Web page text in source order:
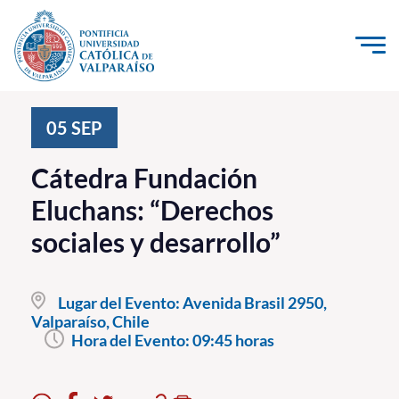
Click acá para ir directamente al contenido
Investigación, Creación e Innovación
PUCV Internacional
Vinculación con el Medio
Pregrado
Postgrado
Formación Continua
05 SEP
Cátedra Fundación
Eluchans: “Derechos
sociales y desarrollo”
Lugar del Evento:Avenida Brasil 2950,
Valparaíso, Chile
Hora del Evento:09:45 horas